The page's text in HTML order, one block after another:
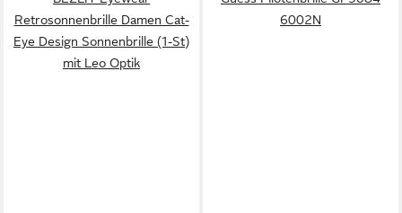
Retrosonnenbrille Damen Cat-
Eye Design Sonnenbrille (1-St)
mit Leo Optik
6002N